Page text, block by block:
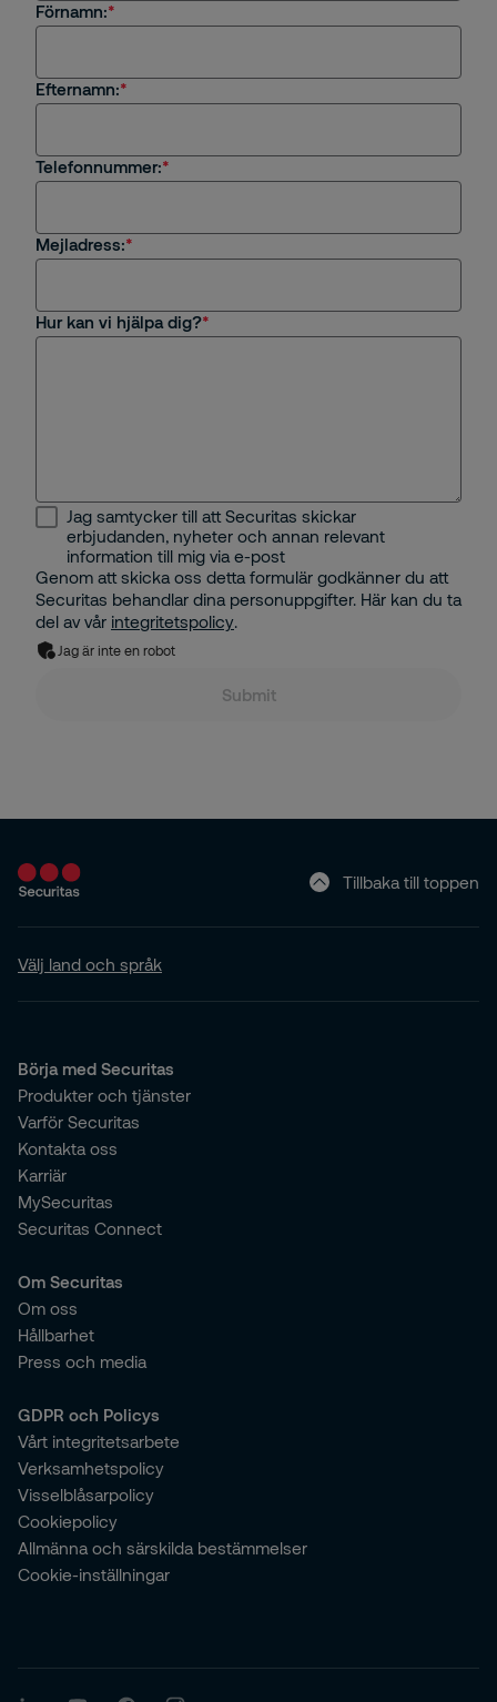
Jag är intresserad av en tjänst eller
säkerhetslösning från Securitas
Jag är kund hos Securitas
Övrigt
Förnamn:
Efternamn:
Telefonnummer:
Mejladress:
Hur kan vi hjälpa dig?
Jag samtycker till att Securitas skickar
erbjudanden, nyheter och annan relevant
information till mig via e-post
Genom att skicka oss detta formulär godkänner du att
Securitas behandlar dina personuppgifter. Här kan du ta
del av vår integritetspolicy.
Jag är inte en robot
Submit
Tillbaka till toppen
Välj land och språk
Börja med Securitas
Produkter och tjänster
Varför Securitas
Kontakta oss
Karriär
MySecuritas
Securitas Connect
Om Securitas
Om oss
Hållbarhet
Press och media
GDPR och Policys
Vårt integritetsarbete
Verksamhetspolicy
Visselblåsarpolicy
Cookiepolicy
Allmänna och särskilda bestämmelser
Cookie-inställningar